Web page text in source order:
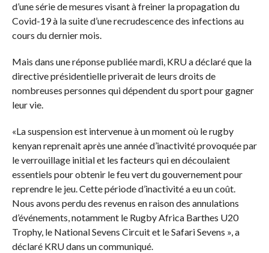
d’une série de mesures visant à freiner la propagation du
Covid-19 à la suite d’une recrudescence des infections au
cours du dernier mois.
Mais dans une réponse publiée mardi, KRU a déclaré que la
directive présidentielle priverait de leurs droits de
nombreuses personnes qui dépendent du sport pour gagner
leur vie.
«La suspension est intervenue à un moment où le rugby
kenyan reprenait après une année d’inactivité provoquée par
le verrouillage initial et les facteurs qui en découlaient
essentiels pour obtenir le feu vert du gouvernement pour
reprendre le jeu. Cette période d’inactivité a eu un coût.
Nous avons perdu des revenus en raison des annulations
d’événements, notamment le Rugby Africa Barthes U20
Trophy, le National Sevens Circuit et le Safari Sevens », a
déclaré KRU dans un communiqué.